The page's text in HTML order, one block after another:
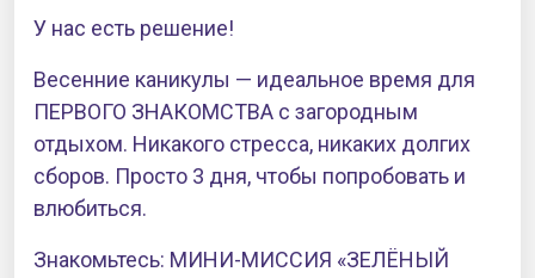
У нас есть решение!
Весенние каникулы — идеальное время для
ПЕРВОГО ЗНАКОМСТВА с загородным
отдыхом. Никакого стресса, никаких долгих
сборов. Просто 3 дня, чтобы попробовать и
влюбиться.
Знакомьтесь: МИНИ-МИССИЯ «ЗЕЛЁНЫЙ